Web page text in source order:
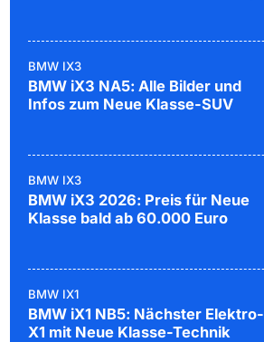
BMW IX3
BMW iX3 NA5: Alle Bilder und
Infos zum Neue Klasse-SUV
BMW IX3
BMW iX3 2026: Preis für Neue
Klasse bald ab 60.000 Euro
BMW IX1
BMW iX1 NB5: Nächster Elektro-
X1 mit Neue Klasse-Technik